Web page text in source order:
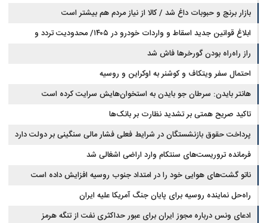
بازار برنج و حبوبات داغ شد / کالا از نیاز مردم هم بیشتر است
ابلاغ قوانین جدید اسقاط و واردات خودرو در ۱۴۰۵/ محدودیت تردد و
سوخت‌رسانی به فرسوده‌ها
راز راه‌راه بودن گورخرها فاش شد
احتمال سفر ویتکاف و کوشنر به اوکراین و روسیه
هانتر بایدن: سرطان جو بایدن به استخوان‌هایش سرایت کرده است
تاکید صریح همتی بر تشدید نظارت بر بانک‌ها
پرداخت حقوق بازنشستگان در شرایط فعلی فشار مالی سنگینی بر دولت دارد
فرمانده تروریست‌های سنتکام وارد اراضی اشغالی شد
ناتو گشت‌های هوایی خود را در امتداد جنوب روسیه افزایش داده است
راه‌حل نماینده روسیه برای پایان جنگ آمریکا علیه ایران
ادعای ونس درباره مجوز ایران برای عبور حداکثری نفت از تنگه هرمز